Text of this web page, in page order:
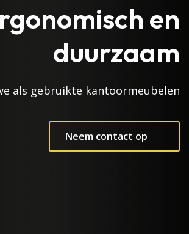
en
duurzaam
als gebruikte kantoormeubelen
Neem contact op